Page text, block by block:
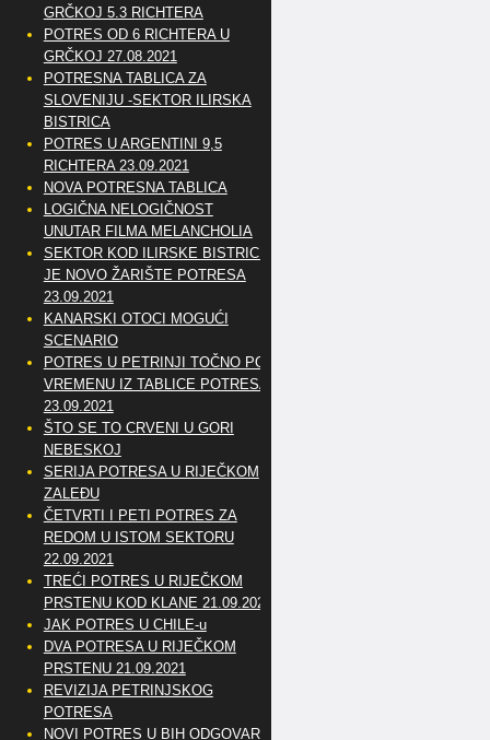
GRČKOJ 5.3 RICHTERA
POTRES OD 6 RICHTERA U
GRČKOJ 27.08.2021
POTRESNA TABLICA ZA
SLOVENIJU -SEKTOR ILIRSKA
BISTRICA
POTRES U ARGENTINI 9,5
RICHTERA 23.09.2021
NOVA POTRESNA TABLICA
LOGIČNA NELOGIČNOST
UNUTAR FILMA MELANCHOLIA
SEKTOR KOD ILIRSKE BISTRICE
JE NOVO ŽARIŠTE POTRESA
23.09.2021
KANARSKI OTOCI MOGUĆI
SCENARIO
POTRES U PETRINJI TOČNO PO
VREMENU IZ TABLICE POTRESA
23.09.2021
ŠTO SE TO CRVENI U GORI
NEBESKOJ
SERIJA POTRESA U RIJEČKOM
ZALEĐU
ČETVRTI I PETI POTRES ZA
REDOM U ISTOM SEKTORU
22.09.2021
TREĆI POTRES U RIJEČKOM
PRSTENU KOD KLANE 21.09.2021
JAK POTRES U CHILE-u
DVA POTRESA U RIJEČKOM
PRSTENU 21.09.2021
REVIZIJA PETRINJSKOG
POTRESA
NOVI POTRES U BIH ODGOVARA